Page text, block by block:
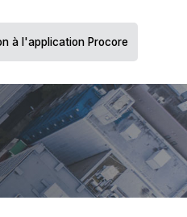
à l'application Procore